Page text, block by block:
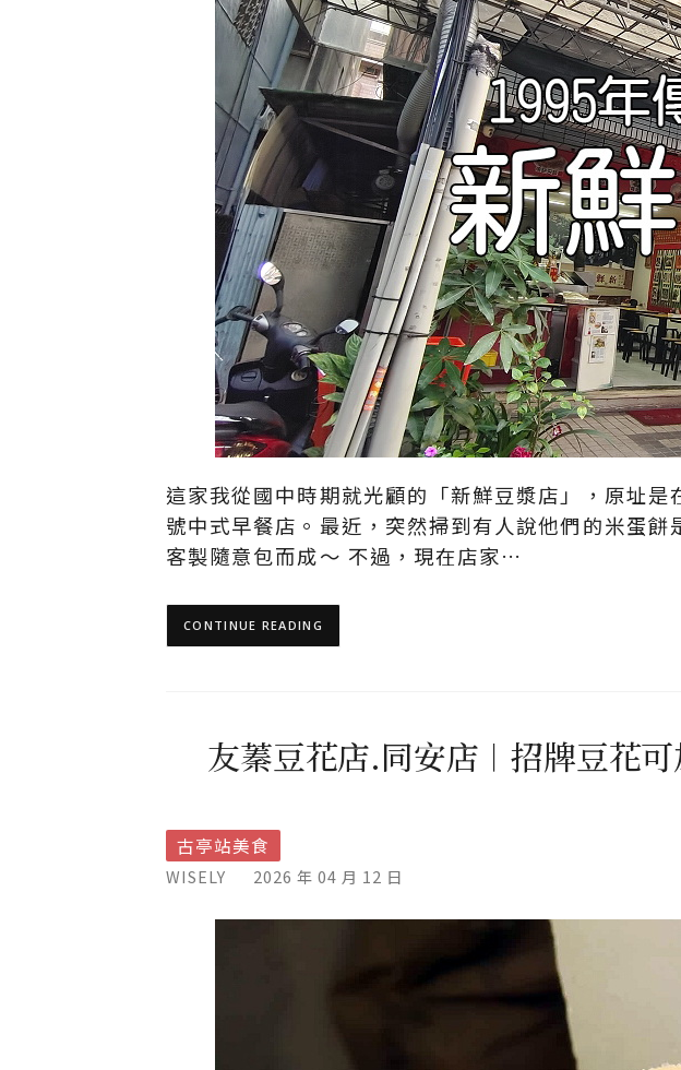
這家我從國中時期就光顧的「新鮮豆漿店」，原址
號中式早餐店。最近，突然掃到有人說他們的米蛋
客製隨意包而成～ 不過，現在店家…
CONTINUE READING
友蓁豆花店.同安店︱招牌豆花
古亭站美食
WISELY 2026 年 04 月 12 日